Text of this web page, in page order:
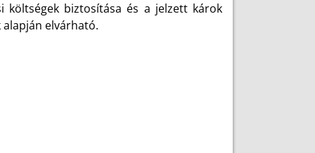
költségek biztosítása és a jelzett károk
elvárható.